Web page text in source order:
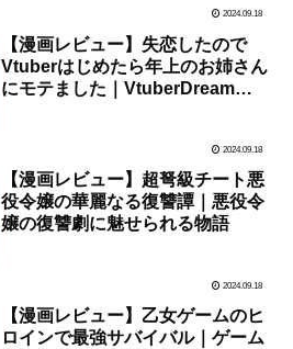
2024.09.18
【漫画レビュー】失恋したので
Vtuberはじめたら年上のお姉さん
にモテました｜VtuberDreamと
2024.09.18
【漫画レビュー】超弩級チート悪
役令嬢の華麗なる復讐譚｜悪役令
嬢の復讐劇に魅せられる物語
2024.09.18
【漫画レビュー】乙女ゲームのヒ
ロインで最強サバイバル｜ゲーム